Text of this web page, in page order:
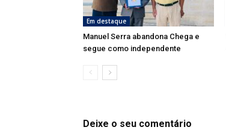
Em destaque
Manuel Serra abandona Chega e
segue como independente
Deixe o seu comentário